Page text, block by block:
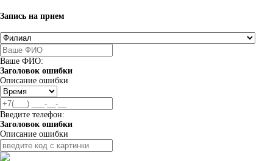
Запись на прием
Ваше ФИО:
Заголовок ошибки
Описание ошибки
Введите телефон:
Заголовок ошибки
Описание ошибки